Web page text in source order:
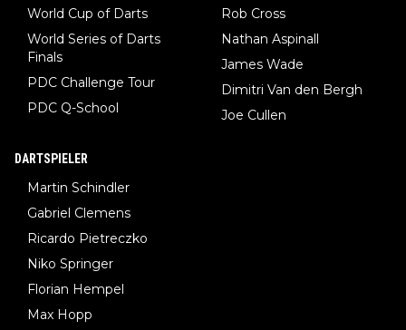
World Cup of Darts
World Series of Darts
Finals
PDC Challenge Tour
PDC Q-School
Rob Cross
Nathan Aspinall
James Wade
Dimitri Van den Bergh
Joe Cullen
DARTSPIELER
Martin Schindler
Gabriel Clemens
Ricardo Pietreczko
Niko Springer
Florian Hempel
Max Hopp